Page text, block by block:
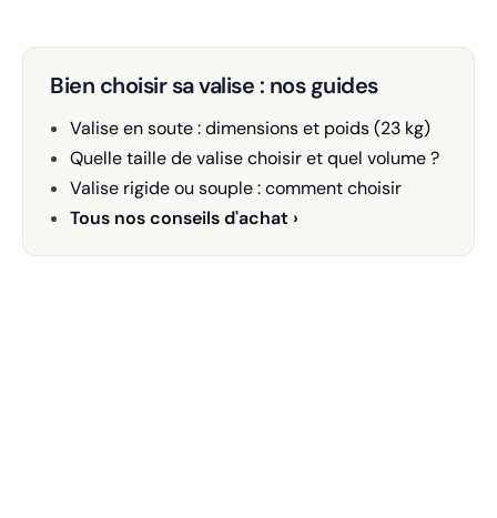
Bien choisir sa valise : nos guides
Valise en soute : dimensions et poids (23 kg)
Quelle taille de valise choisir et quel volume ?
Valise rigide ou souple : comment choisir
Tous nos conseils d'achat ›